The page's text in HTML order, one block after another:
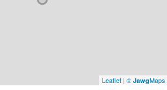
Leaflet | © JawgMaps